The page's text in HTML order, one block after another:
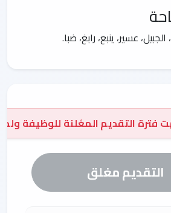
عسير، ينبع، رابغ، ضبا.
فترة التقديم المعُلنة للوظيفة
التقديم مغلق